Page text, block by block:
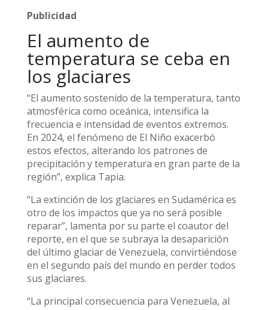
Publicidad
El aumento de
temperatura se ceba en
los glaciares
“El aumento sostenido de la temperatura, tanto
atmosférica como oceánica, intensifica la
frecuencia e intensidad de eventos extremos.
En 2024, el fenómeno de El Niño exacerbó
estos efectos, alterando los patrones de
precipitación y temperatura en gran parte de la
región”, explica Tapia.
“La extinción de los glaciares en Sudamérica es
otro de los impactos que ya no será posible
reparar”, lamenta por su parte el coautor del
reporte, en el que se subraya la desaparición
del último glaciar de Venezuela, convirtiéndose
en el segundo país del mundo en perder todos
sus glaciares.
“La principal consecuencia para Venezuela, al